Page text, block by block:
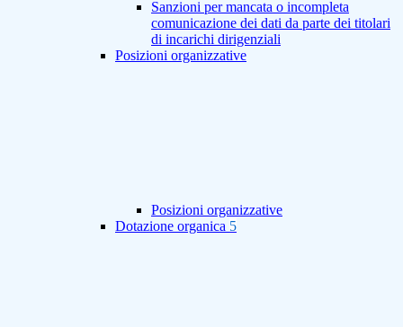
Sanzioni per mancata o incompleta
comunicazione dei dati da parte dei titolari
di incarichi dirigenziali
Posizioni organizzative
Posizioni organizzative
Dotazione organica 5